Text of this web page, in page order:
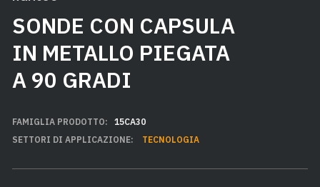
SONDE CON CAPSULA
IN METALLO PIEGATA
A 90 GRADI
FAMIGLIA PRODOTTO:15CA30
SETTORI DI APPLICAZIONE: TECNOLOGIA